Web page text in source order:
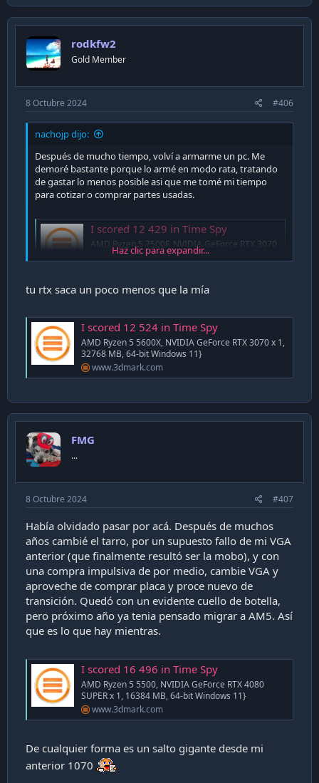
rodkfw2
Gold Member
8 Octubre 2024 #406
nachojp dijo:
Después de mucho tiempo, volví a armarme un pc. Me
demoré bastante porque lo armé en modo rata, tratando
de gastar lo menos posible asi que me tomé mi tiempo
para cotizar o comprar partes usadas.
I scored 12 429 in Time Spy
AMD Ryzen 5 7500F, NVIDIA GeForce RTX 3070
x 1, 32768 MB, 64-bit Windows 10}
Haz clic para expandir...
tu rtx saca un poco menos que la mía
I scored 12 524 in Time Spy
AMD Ryzen 5 5600X, NVIDIA GeForce RTX 3070 x 1,
32768 MB, 64-bit Windows 11}
www.3dmark.com
FMG
...
8 Octubre 2024 #407
Había olvidado pasar por acá. Después de muchos
años cambié el tarro, por un supuesto fallo de mi VGA
anterior (que finalmente resultó ser la mobo), y con
una compra impulsiva de por medio, cambie VGA y
aproveche de comprar placa y proce nuevo de
transición. Quedó con un evidente cuello de botella,
pero próximo año ya tenia pensado migrar a AM5. Así
que es lo que hay mientras.
I scored 16 496 in Time Spy
AMD Ryzen 5 5500, NVIDIA GeForce RTX 4080
SUPER x 1, 16384 MB, 64-bit Windows 11}
www.3dmark.com
De cualquier forma es un salto gigante desde mi
anterior 1070